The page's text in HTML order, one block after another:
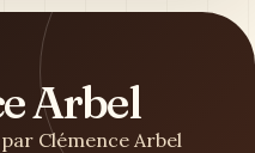
Arbel
Clémence Arbel